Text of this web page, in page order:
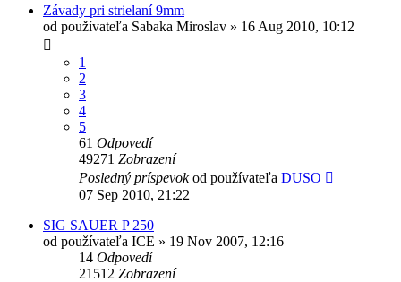
Závady pri strielaní 9mm
od používateľa Sabaka Miroslav » 16 Aug 2010, 10:12
1
2
3
4
5
61 Odpovedí
49271 Zobrazení
Posledný príspevokod používateľa DUSO
07 Sep 2010, 21:22
SIG SAUER P 250
od používateľa ICE » 19 Nov 2007, 12:16
14 Odpovedí
21512 Zobrazení